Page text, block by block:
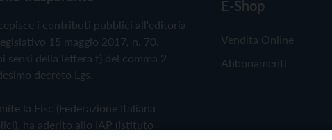
i contributi pubblici all'editoria
15 maggio 2017, n. 70.
sensi della lettera f) del comma 2
decreto Lgs.
la Fisc (Federazione Italiana
ha aderito allo IAP (Istituto
E-Shop
Vendita Online
Abbonamenti